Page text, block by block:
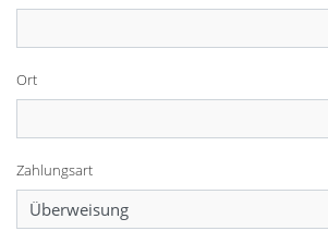
Ort
Zahlungsart